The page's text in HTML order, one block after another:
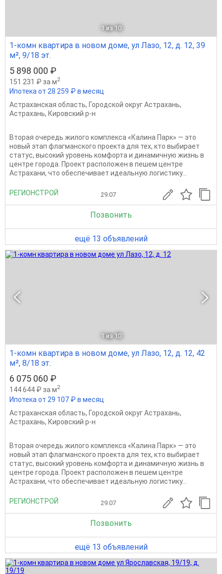
1 из 10
1-комн квартира в новом доме, ул Лазо, 12, д. 12, 39
м², 9/18 эт.
5 898 000 ₽
151 231 ₽ за м2
Ипотека от 28 259 ₽ в месяц
Астраханская область, Городской округ Астрахань,
Астрахань, Кировский р-н
Вторая очередь жилого комплекса «Калина Парк» — это
новый этап флагманского проекта для тех, кто выбирает
статус, высокий уровень комфорта и динамичную жизнь в
центре города. Проект расположен в пешем центре
Астрахани, что обеспечивает идеальную логистику...
РЕГИОНСТРОЙ 29.07
Позвонить
ещё 13 объявлений
1 из 10
1-комн квартира в новом доме, ул Лазо, 12, д. 12, 42
м², 8/18 эт.
6 075 060 ₽
144 644 ₽ за м2
Ипотека от 29 107 ₽ в месяц
Астраханская область, Городской округ Астрахань,
Астрахань, Кировский р-н
Вторая очередь жилого комплекса «Калина Парк» — это
новый этап флагманского проекта для тех, кто выбирает
статус, высокий уровень комфорта и динамичную жизнь в
центре города. Проект расположен в пешем центре
Астрахани, что обеспечивает идеальную логистику...
РЕГИОНСТРОЙ 29.07
Позвонить
ещё 13 объявлений